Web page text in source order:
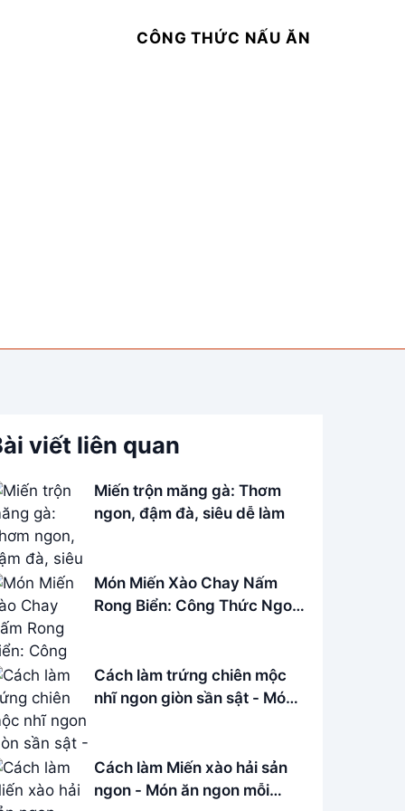
CÔNG THỨC NẤU ĂN
viết liên quan
Miến trộn măng gà: Thơm
ngon, đậm đà, siêu dễ làm
Món Miến Xào Chay Nấm
Rong Biển: Công Thức Ngon,
Cách làm trứng chiên mộc
nhĩ ngon giòn sần sật - Món
Cách làm Miến xào hải sản
ngon - Món ăn ngon mỗi